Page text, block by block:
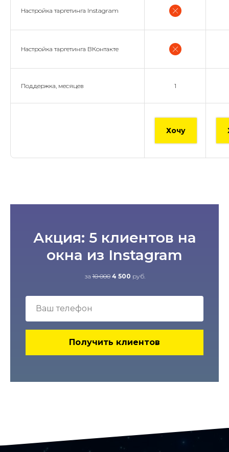
Настройка таргетинга Instagram
Настройка таргетинга ВКонтакте
Поддержка, месяцев 1
Хочу
Акция: 5 клиентов на
окна из Instagram
за10 000 4 500 руб.
Получить клиентов